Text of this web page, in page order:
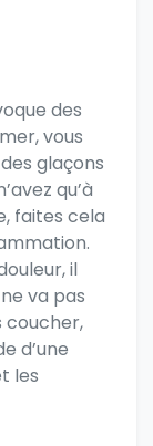
des
vous
glaçons
qu’à
faites cela
il
va pas
coucher,
d’une
les